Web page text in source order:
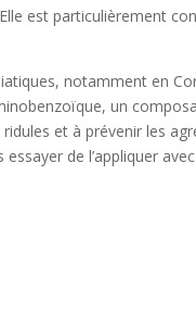
est particulièrement
notamment en
un
et à prévenir les
de l’appliquer